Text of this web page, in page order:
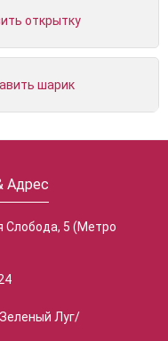
открытку
шарик
Адрес
Слобода, 5 (Метро
Луг/